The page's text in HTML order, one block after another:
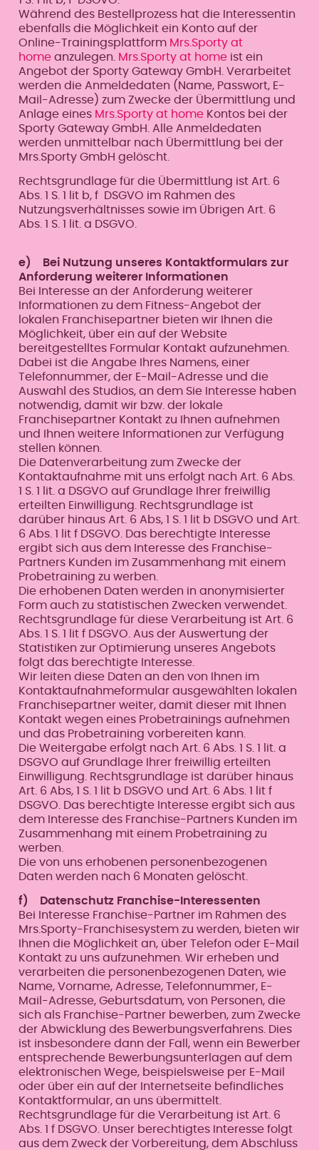
Während des Bestellprozess hat die Interessentin
ebenfalls die Möglichkeit ein Konto auf der
Online-Trainingsplattform Mrs.Sporty at
homeanzulegen. Mrs.Sporty at homeist ein
Angebot der Sporty Gateway GmbH. Verarbeitet
werden die Anmeldedaten (Name, Passwort, E-
Mail-Adresse) zum Zwecke der Übermittlung und
Anlage eines Mrs.Sporty at homeKontos bei der
Sporty Gateway GmbH. Alle Anmeldedaten
werden unmittelbar nach Übermittlung bei der
Mrs.Sporty GmbH gelöscht.
Rechtsgrundlage für die Übermittlung ist Art. 6
Abs. 1 S. 1 lit b, f DSGVO im Rahmen des
Nutzungsverhältnisses sowie im Übrigen Art. 6
Abs. 1 S. 1 lit. a DSGVO.
e) Bei Nutzung unseres Kontaktformulars zur
Anforderung weiterer Informationen
Bei Interesse an der Anforderung weiterer
Informationen zu dem Fitness-Angebot der
lokalen Franchisepartner bieten wir Ihnen die
Möglichkeit, über ein auf der Website
bereitgestelltes Formular Kontakt aufzunehmen.
Dabei ist die Angabe Ihres Namens, einer
Telefonnummer, der E-Mail-Adresse und die
Auswahl des Studios, an dem Sie Interesse haben
notwendig, damit wir bzw. der lokale
Franchisepartner Kontakt zu Ihnen aufnehmen
und Ihnen weitere Informationen zur Verfügung
stellen können.
Die Datenverarbeitung zum Zwecke der
Kontaktaufnahme mit uns erfolgt nach Art. 6 Abs.
1 S. 1 lit. a DSGVO auf Grundlage Ihrer freiwillig
erteilten Einwilligung. Rechtsgrundlage ist
darüber hinaus Art. 6 Abs, 1 S. 1 lit b DSGVO und Art.
6 Abs. 1 lit f DSGVO. Das berechtigte Interesse
ergibt sich aus dem Interesse des Franchise-
Partners Kunden im Zusammenhang mit einem
Probetraining zu werben.
Die erhobenen Daten werden in anonymisierter
Form auch zu statistischen Zwecken verwendet.
Rechtsgrundlage für diese Verarbeitung ist Art. 6
Abs. 1 S. 1 lit f DSGVO. Aus der Auswertung der
Statistiken zur Optimierung unseres Angebots
folgt das berechtigte Interesse.
Wir leiten diese Daten an den von Ihnen im
Kontaktaufnahmeformular ausgewählten lokalen
Franchisepartner weiter, damit dieser mit Ihnen
Kontakt wegen eines Probetrainings aufnehmen
und das Probetraining vorbereiten kann.
Die Weitergabe erfolgt nach Art. 6 Abs. 1 S. 1 lit. a
DSGVO auf Grundlage Ihrer freiwillig erteilten
Einwilligung. Rechtsgrundlage ist darüber hinaus
Art. 6 Abs, 1 S. 1 lit b DSGVO und Art. 6 Abs. 1 lit f
DSGVO. Das berechtigte Interesse ergibt sich aus
dem Interesse des Franchise-Partners Kunden im
Zusammenhang mit einem Probetraining zu
werben.
Die von uns erhobenen personenbezogenen
Daten werden nach 6 Monaten gelöscht.
f) Datenschutz Franchise-Interessenten
Bei Interesse Franchise-Partner im Rahmen des
Mrs.Sporty-Franchisesystem zu werden, bieten wir
Ihnen die Möglichkeit an, über Telefon oder E-Mail
Kontakt zu uns aufzunehmen. Wir erheben und
verarbeiten die personenbezogenen Daten, wie
Name, Vorname, Adresse, Telefonnummer, E-
Mail-Adresse, Geburtsdatum, von Personen, die
sich als Franchise-Partner bewerben, zum Zwecke
der Abwicklung des Bewerbungsverfahrens. Dies
ist insbesondere dann der Fall, wenn ein Bewerber
entsprechende Bewerbungsunterlagen auf dem
elektronischen Wege, beispielsweise per E-Mail
oder über ein auf der Internetseite befindliches
Kontaktformular, an uns übermittelt.
Rechtsgrundlage für die Verarbeitung ist Art. 6
Abs. 1 f DSGVO. Unser berechtigtes Interesse folgt
aus dem Zweck der Vorbereitung, dem Abschluss